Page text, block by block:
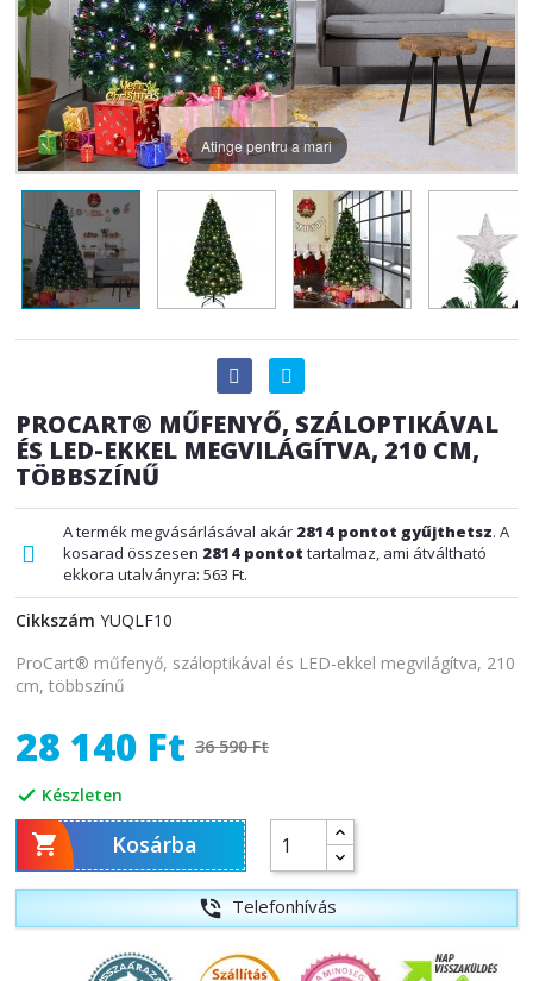
Atinge pentru a mari
PROCART® MŰFENYŐ, SZÁLOPTIKÁVAL
ÉS LED-EKKEL MEGVILÁGÍTVA, 210 CM,
TÖBBSZÍNŰ
A termék megvásárlásával akár 2814 pontot gyűjthetsz. A
kosarad összesen 2814 pontot tartalmaz, ami átváltható
ekkora utalványra: 563 Ft.
Cikkszám YUQLF10
ProCart® műfenyő, száloptikával és LED-ekkel megvilágítva, 210
cm, többszínű
28 140 Ft 36 590 Ft
 Készleten
 Kosárba
phone_in_talk Telefonhívás